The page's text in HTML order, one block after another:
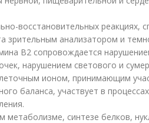
восстановительных реакциях,
зрительным анализатором и
В2 сопровождается
нарушением светового и
ионом, принимающим
баланса, участвует в
метаболизме, синтезе белков,